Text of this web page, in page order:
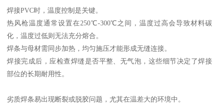
焊接PVC时，温度控制是关键。
热风枪温度通常设置在250℃-300℃之间，温度过高会导致材料碳
化，温度过低则无法充分熔合。
焊条与母材需同步加热，均匀施压才能形成无缝连接。
焊接完成后，应检查焊缝是否平整、无气泡，这些细节决定了焊接
部位的长期耐用性。
劣质焊条易出现断裂或脱胶问题，尤其在温差大的环境中。